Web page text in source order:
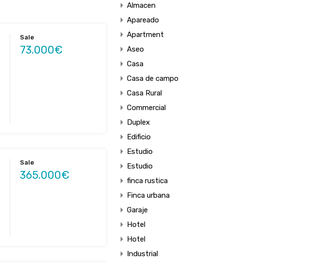
Sale
73.000€
Sale
365.000€
Almacen
Apareado
Apartment
Aseo
Casa
Casa de campo
Casa Rural
Commercial
Duplex
Edificio
Estudio
Estudio
finca rustica
Finca urbana
Garaje
Hotel
Hotel
Industrial